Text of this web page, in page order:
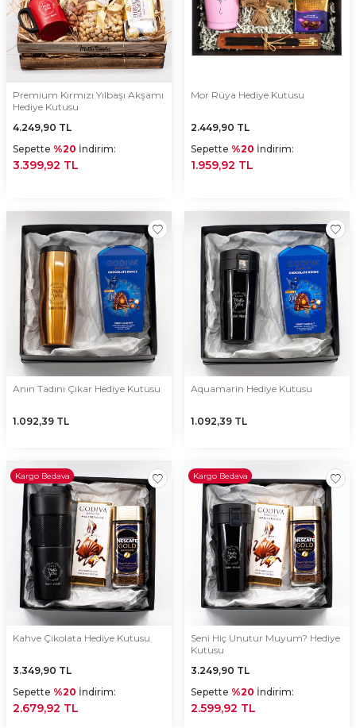
Premium Kırmızı Yılbaşı Akşamı
Hediye Kutusu
4.249,90 TL
Sepette %20 İndirim:
3.399,92 TL
Mor Rüya Hediye Kutusu
2.449,90 TL
Sepette %20 İndirim:
1.959,92 TL
Anın Tadını Çıkar Hediye Kutusu
1.092,39 TL
Aquamarin Hediye Kutusu
1.092,39 TL
Kargo Bedava
Kahve Çikolata Hediye Kutusu
3.349,90 TL
Sepette %20 İndirim:
2.679,92 TL
Kargo Bedava
Seni Hiç Unutur Muyum? Hediye
Kutusu
3.249,90 TL
Sepette %20 İndirim:
2.599,92 TL